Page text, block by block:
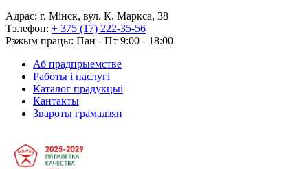
Адрас: г. Мінск, вул. К. Маркса, 38
Тэлефон: + 375 (17) 222-35-56
Рэжым працы: Пан - Пт 9:00 - 18:00
Аб прадпрыемстве
Работы і паслугі
Каталог прадукцыі
Кантакты
Звароты грамадзян